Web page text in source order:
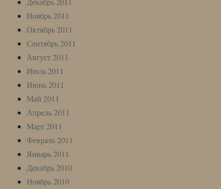
Ноябрь 2011
Октябрь 2011
Сентябрь 2011
Август 2011
Июль 2011
Июнь 2011
Май 2011
Апрель 2011
Март 2011
Февраль 2011
Январь 2011
Декабрь 2010
Ноябрь 2010